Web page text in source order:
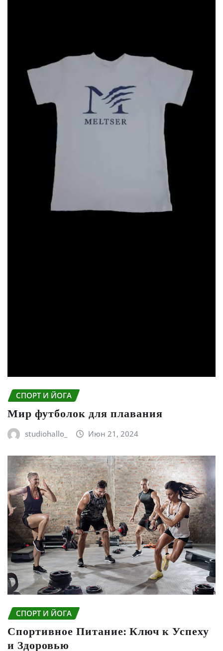
СПОРТ И ЙОГА
Мир футболок для плавания
studiohallo_ Июн 21, 2024
СПОРТ И ЙОГА
Спортивное Питание: Ключ к Успеху
и Здоровью